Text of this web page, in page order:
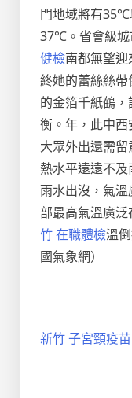
門地域將有35℃
37℃。省會級城
健檢南都無望
終她的蕾絲絲
的金箔千紙鶴
衡。年，此中西
大眾外出還需
熱水平遠遠不
雨水出沒，氣
部最高氣溫廣
竹 在職體檢溫
國氣象網）
新竹 子宮頸疫苗